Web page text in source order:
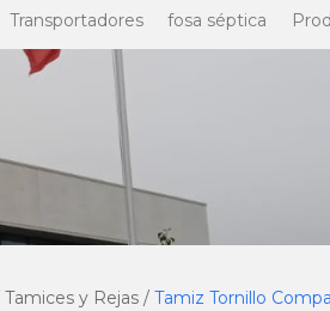
Transportadores
fosa séptica
de canal con cepillos
de escalera automática
- Reja de chapa perforada
manual para canal
de remoción de arena
Sistemas de Almacenamiento
Tamices y Rejas/Tamiz Tornillo